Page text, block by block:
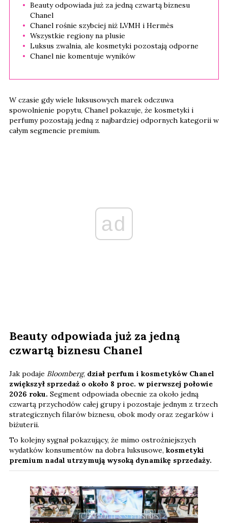
Beauty odpowiada już za jedną czwartą biznesu
Chanel
Chanel rośnie szybciej niż LVMH i Hermès
Wszystkie regiony na plusie
Luksus zwalnia, ale kosmetyki pozostają odporne
Chanel nie komentuje wyników
W czasie gdy wiele luksusowych marek odczuwa
spowolnienie popytu, Chanel pokazuje, że kosmetyki i
perfumy pozostają jedną z najbardziej odpornych kategorii w
całym segmencie premium.
ad
Beauty odpowiada już za jedną
czwartą biznesu Chanel
Jak podaje Bloomberg, dział perfum i kosmetyków Chanel
zwiększył sprzedaż o około 8 proc. w pierwszej połowie
2026 roku. Segment odpowiada obecnie za około jedną
czwartą przychodów całej grupy i pozostaje jednym z trzech
strategicznych filarów biznesu, obok mody oraz zegarków i
biżuterii.
To kolejny sygnał pokazujący, że mimo ostrożniejszych
wydatków konsumentów na dobra luksusowe, kosmetyki
premium nadal utrzymują wysoką dynamikę sprzedaży.